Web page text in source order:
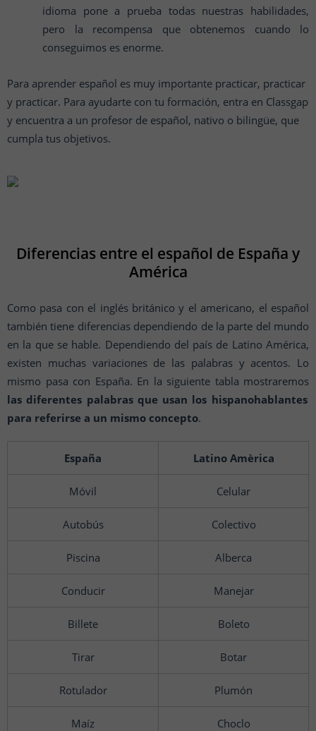
idioma pone a prueba todas nuestras habilidades,
pero la recompensa que obtenemos cuando lo
conseguimos es enorme.
Para aprender español es muy importante practicar, practicar
y practicar. Para ayudarte con tu formación, entra en Classgap
y encuentra a un profesor de español, nativo o bilingüe, que
cumpla tus objetivos.
Diferencias entre el español de España y
América
Como pasa con el inglés británico y el americano, el español
también tiene diferencias dependiendo de la parte del mundo
en la que se hable. Dependiendo del país de Latino América,
existen muchas variaciones de las palabras y acentos. Lo
mismo pasa con España. En la siguiente tabla mostraremos
las diferentes palabras que usan los hispanohablantes
para referirse a un mismo concepto.
España Latino Amèrica
Móvil Celular
Autobús Colectivo
Piscina Alberca
Conducir Manejar
Billete Boleto
Tirar Botar
Rotulador Plumón
Maíz Choclo